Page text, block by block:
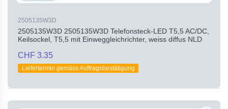
2505135W3D
2505135W3D 2505135W3D Telefonsteck-LED T5,5 AC/DC,
Keilsockel, T5,5 mit Einweggleichrichter, weiss diffus NLD
CHF 3.35
Liefertermin gemäss Auftragsbestätigung